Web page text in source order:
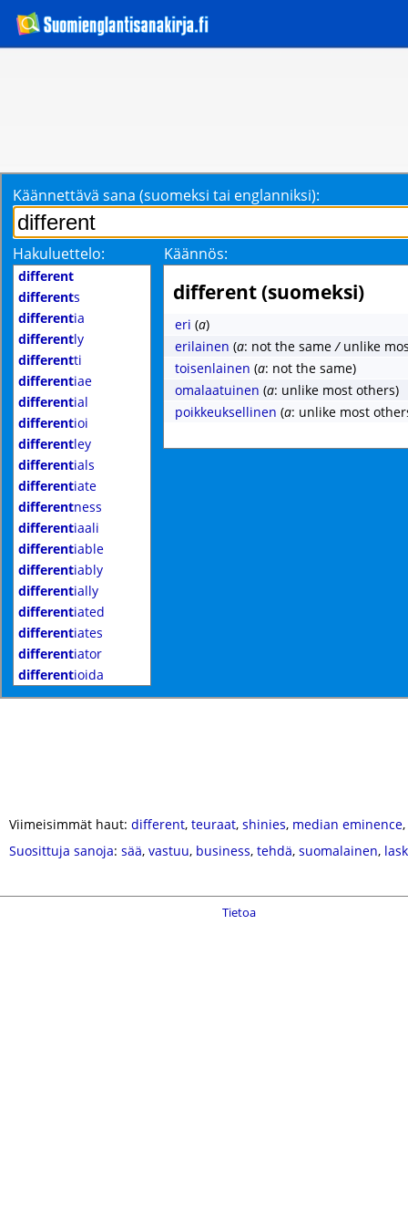
Käännettävä sana (suomeksi tai englanniksi):
Hakuluettelo: Käännös:
different
differents
differentia
differently
differentti
differentiae
differential
differentioi
differentley
differentials
differentiate
differentness
differentiaali
differentiable
differentiably
differentially
differentiated
differentiates
differentiator
differentioida
different (suomeksi)
eri (a)
erilainen (a: not the same/ unlike
toisenlainen (a: not the same)
omalaatuinen (a: unlike most others)
poikkeuksellinen (a: unlike most
Viimeisimmät haut: different, teuraat, shinies, median eminence,
Suosittuja sanoja: sää, vastuu, business, tehdä, suomalainen,
Tietoa